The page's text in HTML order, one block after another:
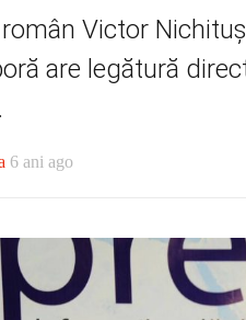
Victor
are legătură
6 ani ago